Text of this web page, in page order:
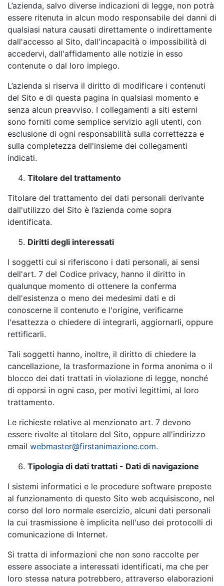
L’azienda, salvo diverse indicazioni di legge, non potrà
essere ritenuta in alcun modo responsabile dei danni di
qualsiasi natura causati direttamente o indirettamente
dall'accesso al Sito, dall'incapacità o impossibilità di
accedervi, dall'affidamento alle notizie in esso
contenute o dal loro impiego.
L’azienda si riserva il diritto di modificare i contenuti
del Sito e di questa pagina in qualsiasi momento e
senza alcun preavviso. I collegamenti a siti esterni
sono forniti come semplice servizio agli utenti, con
esclusione di ogni responsabilità sulla correttezza e
sulla completezza dell'insieme dei collegamenti
indicati.
Titolare del trattamento
Titolare del trattamento dei dati personali derivante
dall'utilizzo del Sito è l’azienda come sopra
identificata.
Diritti degli interessati
I soggetti cui si riferiscono i dati personali, ai sensi
dell'art. 7 del Codice privacy, hanno il diritto in
qualunque momento di ottenere la conferma
dell'esistenza o meno dei medesimi dati e di
conoscerne il contenuto e l'origine, verificarne
l'esattezza o chiedere di integrarli, aggiornarli, oppure
rettificarli.
Tali soggetti hanno, inoltre, il diritto di chiedere la
cancellazione, la trasformazione in forma anonima o il
blocco dei dati trattati in violazione di legge, nonché
di opporsi in ogni caso, per motivi legittimi, al loro
trattamento.
Le richieste relative al menzionato art. 7 devono
essere rivolte al titolare del Sito, oppure all'indirizzo
email webmaster@firstanimazione.com.
Tipologia di dati trattati - Dati di navigazione
I sistemi informatici e le procedure software preposte
al funzionamento di questo Sito web acquisiscono, nel
corso del loro normale esercizio, alcuni dati personali
la cui trasmissione è implicita nell'uso dei protocolli di
comunicazione di Internet.
Si tratta di informazioni che non sono raccolte per
essere associate a interessati identificati, ma che per
loro stessa natura potrebbero, attraverso elaborazioni